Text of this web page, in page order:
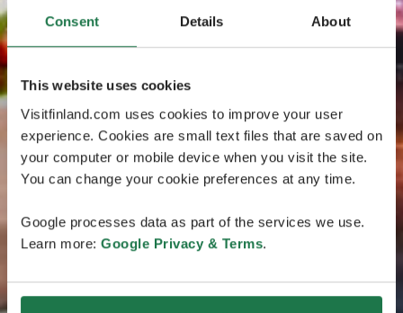
Consent Details About
This website uses cookies
Visitfinland.com uses cookies to improve your user
experience. Cookies are small text files that are saved on
your computer or mobile device when you visit the site.
You can change your cookie preferences at any time.
Google processes data as part of the services we use.
Learn more: Google Privacy & Terms.